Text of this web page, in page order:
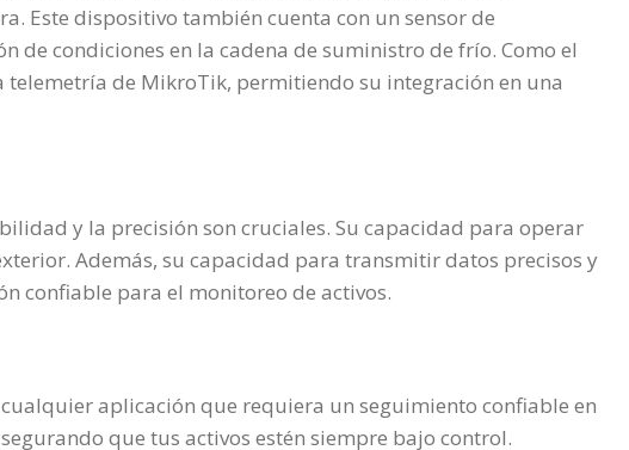
Este dispositivo también cuenta con un sensor de
de condiciones en la cadena de suministro de frío. Como el
de MikroTik, permitiendo su integración en una
y la precisión son cruciales. Su capacidad para operar
Además, su capacidad para transmitir datos precisos y
confiable para el monitoreo de activos.
aplicación que requiera un seguimiento confiable en
que tus activos estén siempre bajo control.